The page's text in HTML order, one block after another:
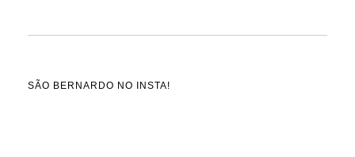
SÃO BERNARDO NO INSTA!